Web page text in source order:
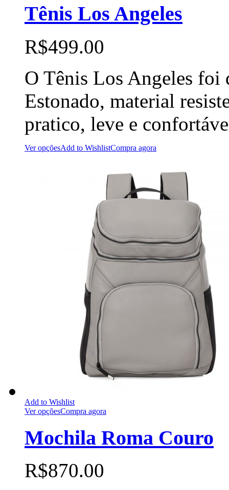
Tênis Los Angeles
R$499.00
O Tênis Los Angeles foi
Estonado, material
pratico, leve e
Ver opçõesAdd to WishlistCompra agora
Add to Wishlist
Ver opçõesCompra agora
Mochila Roma Couro
R$870.00